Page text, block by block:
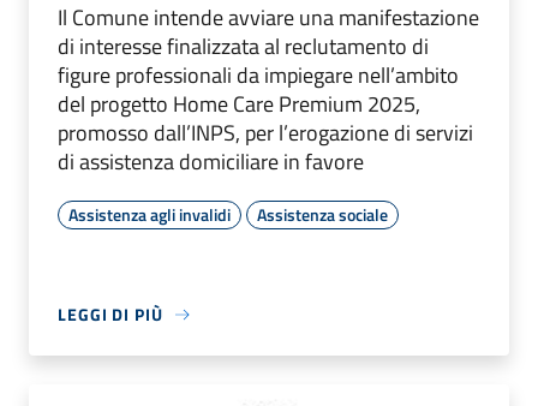
Il Comune intende avviare una manifestazione
di interesse finalizzata al reclutamento di
figure professionali da impiegare nell’ambito
del progetto Home Care Premium 2025,
promosso dall’INPS, per l’erogazione di servizi
di assistenza domiciliare in favore
Assistenza agli invalidi Assistenza sociale
LEGGI DI PIÙ